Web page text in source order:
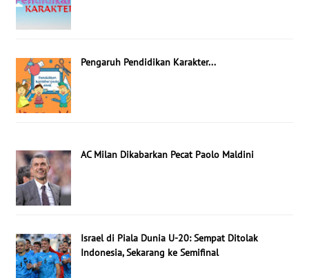
Pengaruh Pendidikan Karakter...
AC Milan Dikabarkan Pecat Paolo Maldini
Israel di Piala Dunia U-20: Sempat Ditolak
Indonesia, Sekarang ke Semifinal